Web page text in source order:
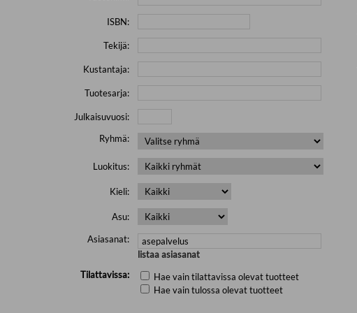
ISBN:
Tekijä:
Kustantaja:
Tuotesarja:
Julkaisuvuosi:
Ryhmä:
Luokitus:
Kieli:
Asu:
Asiasanat:
listaa asiasanat
Tilattavissa:
Hae vain tilattavissa olevat tuotteet
Hae vain tulossa olevat tuotteet